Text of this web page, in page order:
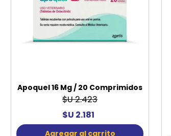
Apoquel 16 Mg / 20 Comprimidos
$U 2.423
$U 2.181
Agregar al carrito